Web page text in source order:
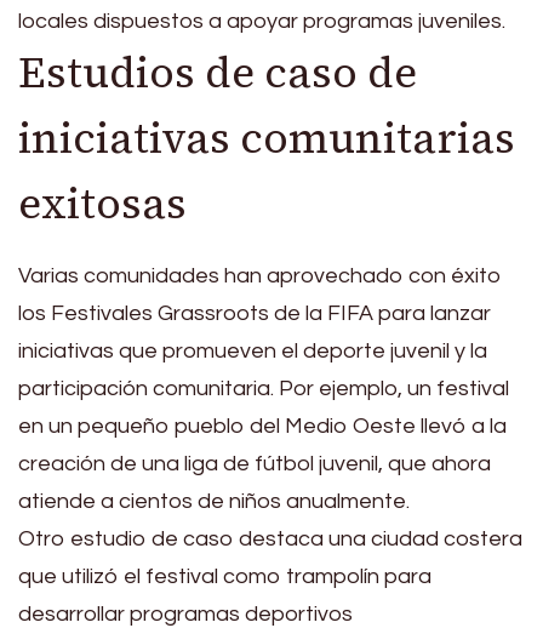
locales dispuestos a apoyar programas juveniles.
Estudios de caso de
iniciativas comunitarias
exitosas
Varias comunidades han aprovechado con éxito
los Festivales Grassroots de la FIFA para lanzar
iniciativas que promueven el deporte juvenil y la
participación comunitaria. Por ejemplo, un festival
en un pequeño pueblo del Medio Oeste llevó a la
creación de una liga de fútbol juvenil, que ahora
atiende a cientos de niños anualmente.
Otro estudio de caso destaca una ciudad costera
que utilizó el festival como trampolín para
desarrollar programas deportivos